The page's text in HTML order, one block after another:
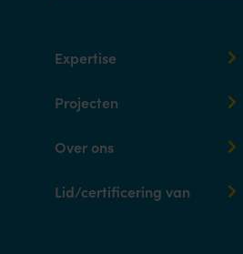
Expertise
Projecten
Over ons
Lid/certificering van